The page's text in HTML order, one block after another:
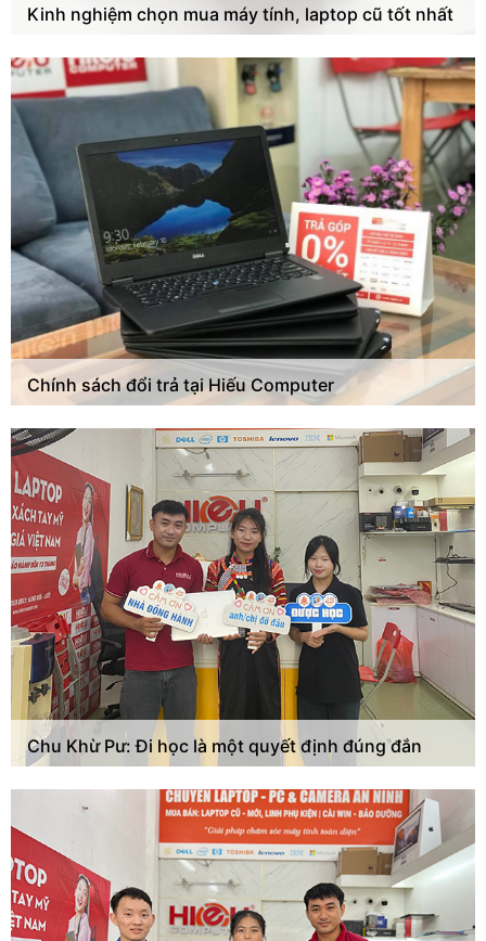
Kinh nghiệm chọn mua máy tính, laptop cũ tốt nhất
Chính sách đổi trả tại Hiếu Computer
Chu Khừ Pư: Đi học là một quyết định đúng đắn